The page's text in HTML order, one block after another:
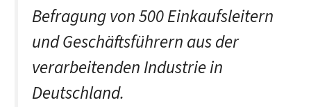
Befragung von 500 Einkaufsleitern
und Geschäftsführern aus der
verarbeitenden Industrie in
Deutschland.